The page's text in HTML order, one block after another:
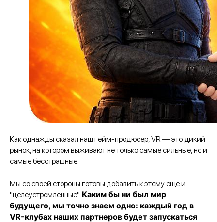
Как однажды сказал наш гейм-продюсер, VR — это дикий
рынок, на котором выживают не только самые сильные, но и
самые бесстрашные.
Мы со своей стороны готовы добавить к этому еще и
"целеустремленные". Каким бы ни был мир
будущего, мы точно знаем одно: каждый год в
VR-клубах наших партнеров будет запускаться